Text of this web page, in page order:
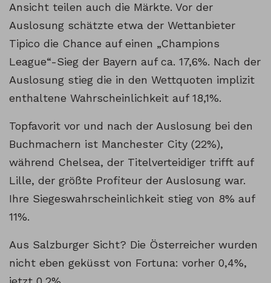
Ansicht teilen auch die Märkte. Vor der
Auslosung schätzte etwa der Wettanbieter
Tipico die Chance auf einen „Champions
League“-Sieg der Bayern auf ca. 17,6%. Nach der
Auslosung stieg die in den Wettquoten implizit
enthaltene Wahrscheinlichkeit auf 18,1%.
Topfavorit vor und nach der Auslosung bei den
Buchmachern ist Manchester City (22%),
während Chelsea, der Titelverteidiger trifft auf
Lille, der größte Profiteur der Auslosung war.
Ihre Siegeswahrscheinlichkeit stieg von 8% auf
11%.
Aus Salzburger Sicht? Die Österreicher wurden
nicht eben geküsst von Fortuna: vorher 0,4%,